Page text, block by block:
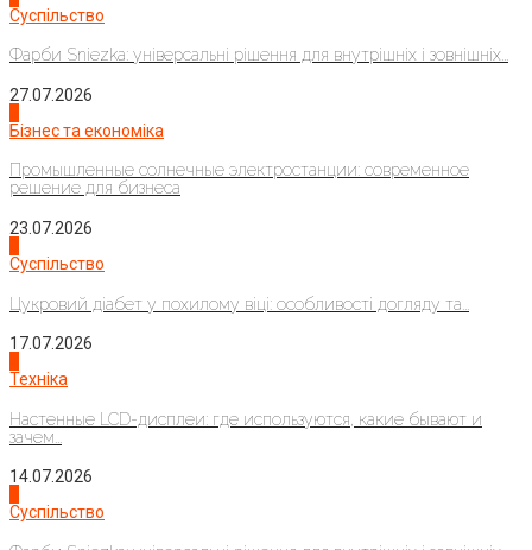
Суспільство
Фарби Sniezka: універсальні рішення для внутрішніх і зовнішніх...
27.07.2026
Бізнес та економіка
Промышленные солнечные электростанции: современное
решение для бизнеса
23.07.2026
Суспільство
Цукровий діабет у похилому віці: особливості догляду та...
17.07.2026
Техніка
Настенные LCD-дисплеи: где используются, какие бывают и
зачем...
14.07.2026
Суспільство